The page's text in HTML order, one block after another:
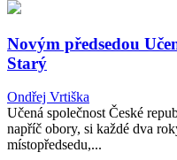
Novým předsedou
Starý
Ondřej Vrtiška
Učená společnost České
napříč obory, si každé dva
místopředsedu,...